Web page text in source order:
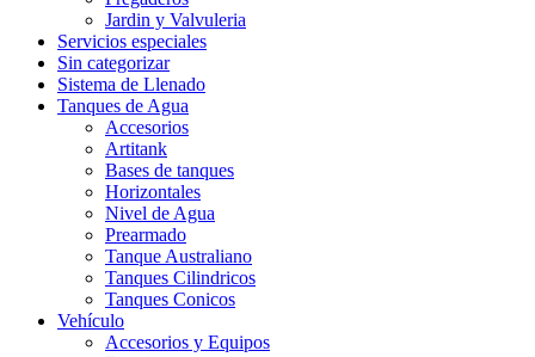
Jardin y Valvuleria
Servicios especiales
Sin categorizar
Sistema de Llenado
Tanques de Agua
Accesorios
Artitank
Bases de tanques
Horizontales
Nivel de Agua
Prearmado
Tanque Australiano
Tanques Cilindricos
Tanques Conicos
Vehículo
Accesorios y Equipos